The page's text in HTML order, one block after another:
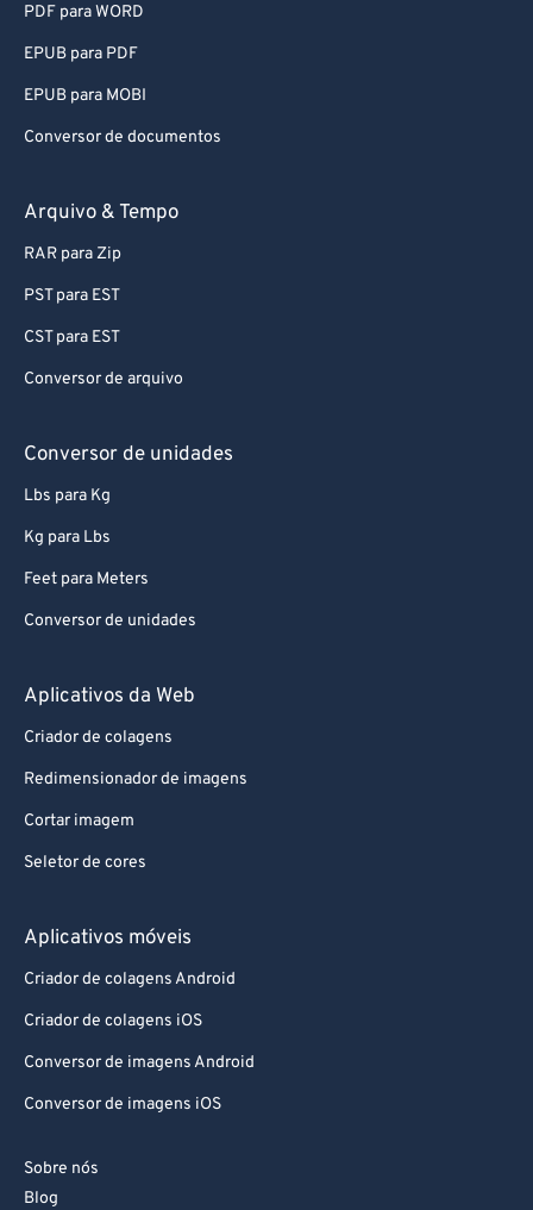
PDF para WORD
EPUB para PDF
EPUB para MOBI
Conversor de documentos
Arquivo & Tempo
RAR para Zip
PST para EST
CST para EST
Conversor de arquivo
Conversor de unidades
Lbs para Kg
Kg para Lbs
Feet para Meters
Conversor de unidades
Aplicativos da Web
Criador de colagens
Redimensionador de imagens
Cortar imagem
Seletor de cores
Aplicativos móveis
Criador de colagens Android
Criador de colagens iOS
Conversor de imagens Android
Conversor de imagens iOS
Sobre nós
Blog